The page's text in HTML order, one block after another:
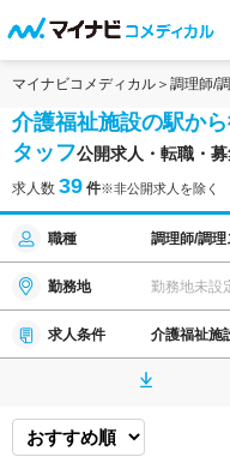
マイナビコメディカル 調理師/
介護福祉施設の駅か
タッフ公開求人・転職・
求人数 39 件※非公開求人を除く
職種 調理師/調理
勤務地 勤務地未設
求人条件 介護福祉施